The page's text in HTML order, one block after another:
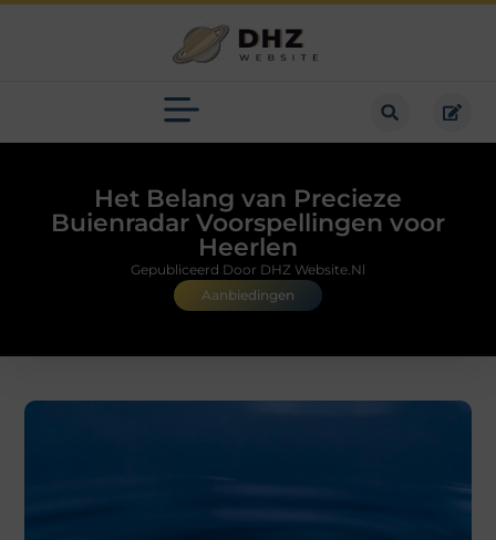
Het Belang van Precieze
Buienradar Voorspellingen voor
Heerlen
Aanbiedingen
Gepubliceerd Door DHZ Website.nl